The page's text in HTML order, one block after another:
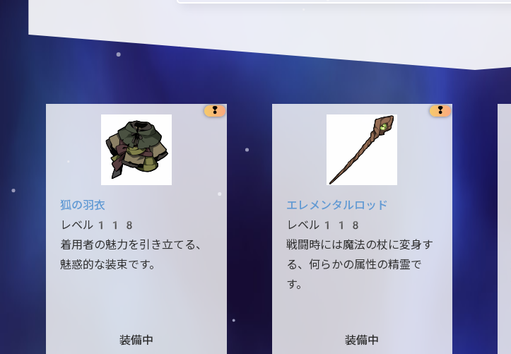
❢
狐の羽衣
レベル118
着用者の魅力を引き立てる、
魅惑的な装束です。
装備中
❢
エレメンタルロッド
レベル118
戦闘時には魔法の杖に変身す
る、何らかの属性の精霊で
す。
装備中